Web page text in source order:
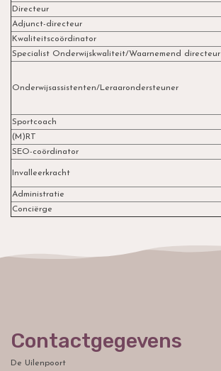
Directeur
Adjunct-directeur
Kwaliteitscoördinator
Specialist Onderwijskwaliteit/Waarnemend directeur
Onderwijsassistenten/Leraarondersteuner
Sportcoach
(M)RT
SEO-coördinator
Invalleerkracht
Administratie
Conciërge
Contactgegevens
De Uilenpoort